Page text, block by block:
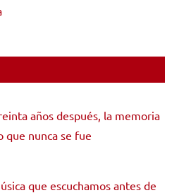
años después, la memoria
que nunca se fue
que escuchamos antes de